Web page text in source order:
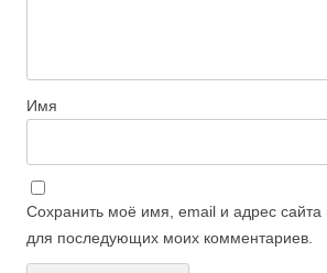
Имя
Сохранить моё имя, email и адрес сайта
для последующих моих комментариев.